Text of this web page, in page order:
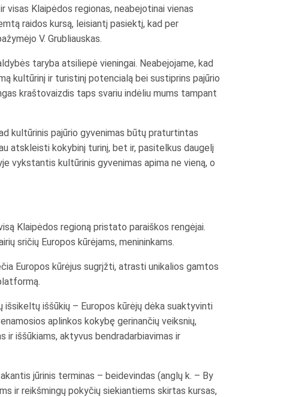
Klaipėdos regionas, neabejotinai vienas
raidos kursą, leisiantį pasiektį, kad per
V. Grubliauskas.
taryba atsiliepė vieningai. Neabejojame, kad
kultūrinį ir turistinį potencialą bei sustiprins pajūrio
kraštovaizdis taps svariu indėliu mums tampant
kultūrinis pajūrio gyvenimas būtų praturtintas
atskleisti kokybinį turinį, bet ir, pasitelkus daugelį
vykstantis kultūrinis gyvenimas apima ne vieną, o
Klaipėdos regioną pristato paraiškos rengėjai.
sričių Europos kūrėjams, menininkams.
Europos kūrėjus sugrįžti, atrasti unikalios gamtos
išsikeltų iššūkių – Europos kūrėjų dėka suaktyvinti
aplinkos kokybę gerinančių veiksnių,
ir iššūkiams, aktyvus bendradarbiavimas ir
jūrinis terminas – beidevindas (anglų k. – By
ir reikšmingų pokyčių siekiantiems skirtas kursas,